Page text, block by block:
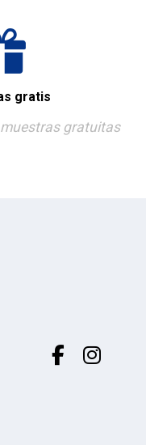
gratis
gratuitas